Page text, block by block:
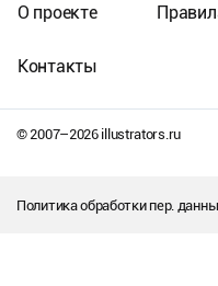
© 2007–2026illustrators.ru
О проекте
Контакты
Политика обработки пер.